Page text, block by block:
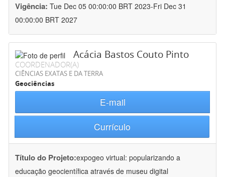
Vigência: Tue Dec 05 00:00:00 BRT 2023-Fri Dec 31
00:00:00 BRT 2027
Acácia Bastos Couto Pinto
COORDENADOR(A)
CIÊNCIAS EXATAS E DA TERRA
Geociências
E-mail
Currículo
Título do Projeto:expogeo virtual: popularizando a
educação geocientífica através de museu digital